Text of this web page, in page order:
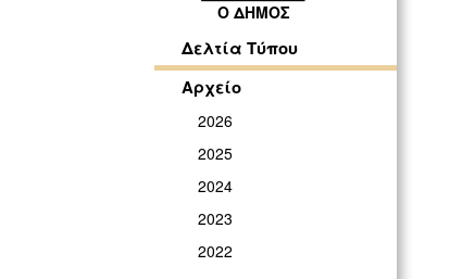
Ο ΔΗΜΟΣ
Δελτία Τύπου
Αρχείο
2026
2025
2024
2023
2022